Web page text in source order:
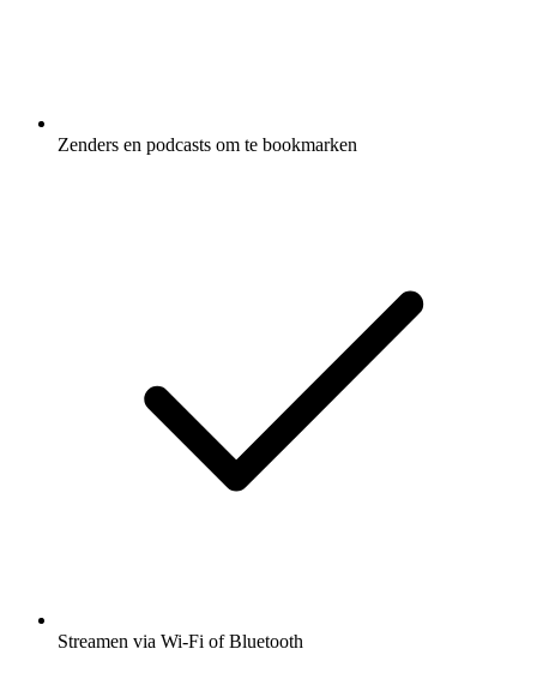
Zenders en podcasts om te bookmarken
Streamen via Wi-Fi of Bluetooth